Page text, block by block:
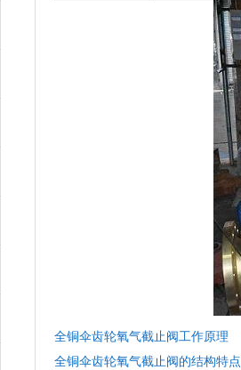
全铜伞齿轮氧气截止阀工作原理
全铜伞齿轮氧气截止阀的结构特点